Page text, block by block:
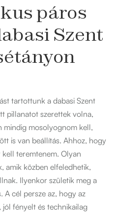
páros
Szent
tartottunk a dabasi Szent
pillanatot szerettek volna,
mindig mosolyognom kell,
is van beállítás. Ahhoz, hogy
teremtenem. Olyan
amik közben elfeledhetik,
Ilyenkor születik meg a
A cél persze az, hogy az
fényelt és technikailag